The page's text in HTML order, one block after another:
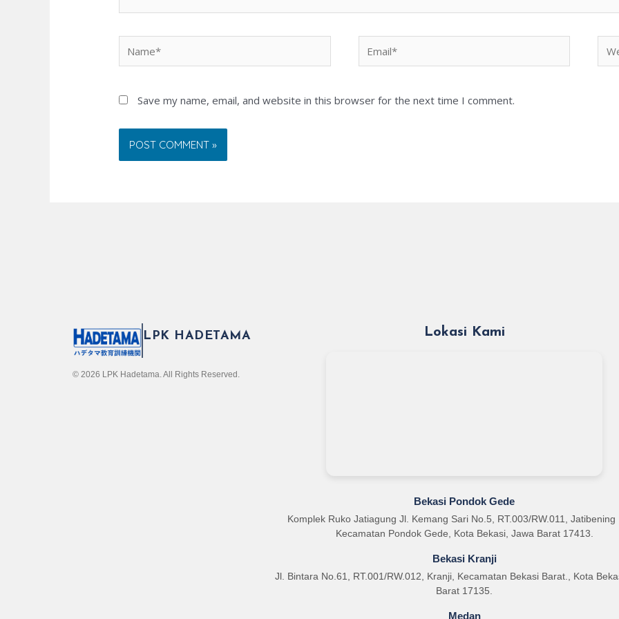
Save my name, email, and website in this browser for the next time I comment.
LPK HADETAMA
© 2026 LPK Hadetama. All Rights Reserved.
Lokasi Kami
Bekasi Pondok Gede
Komplek Ruko Jatiagung Jl. Kemang Sari No.5, RT.003/RW.011, Jatibening
Kecamatan Pondok Gede, Kota Bekasi, Jawa Barat 17413.
Bekasi Kranji
Jl. Bintara No.61, RT.001/RW.012, Kranji, Kecamatan Bekasi Barat., Kota
Barat 17135.
Medan